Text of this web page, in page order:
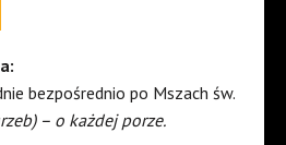
bezpośrednio po Mszach św.
– o każdej porze.